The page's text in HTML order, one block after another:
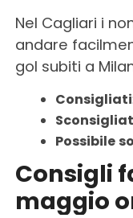
Nel Cagliari i
andare
gol subiti a
Consigliati
Possibile
Consigli
maggio